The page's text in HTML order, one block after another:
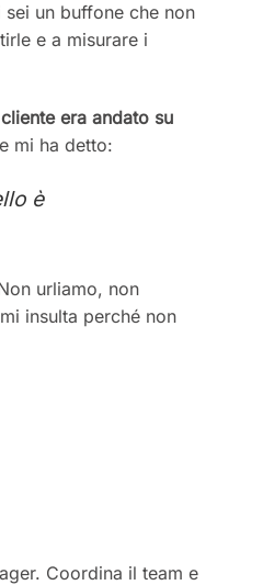
un buffone che non
e a misurare i
era andato su
mi ha detto:
è
urliamo, non
insulta perché non
Coordina il team e